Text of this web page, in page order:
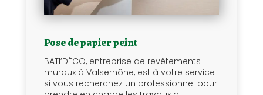
Pose de papier peint
BATI’DÉCO, entreprise de revêtements
muraux à Valserhône, est à votre service
si vous recherchez un professionnel pour